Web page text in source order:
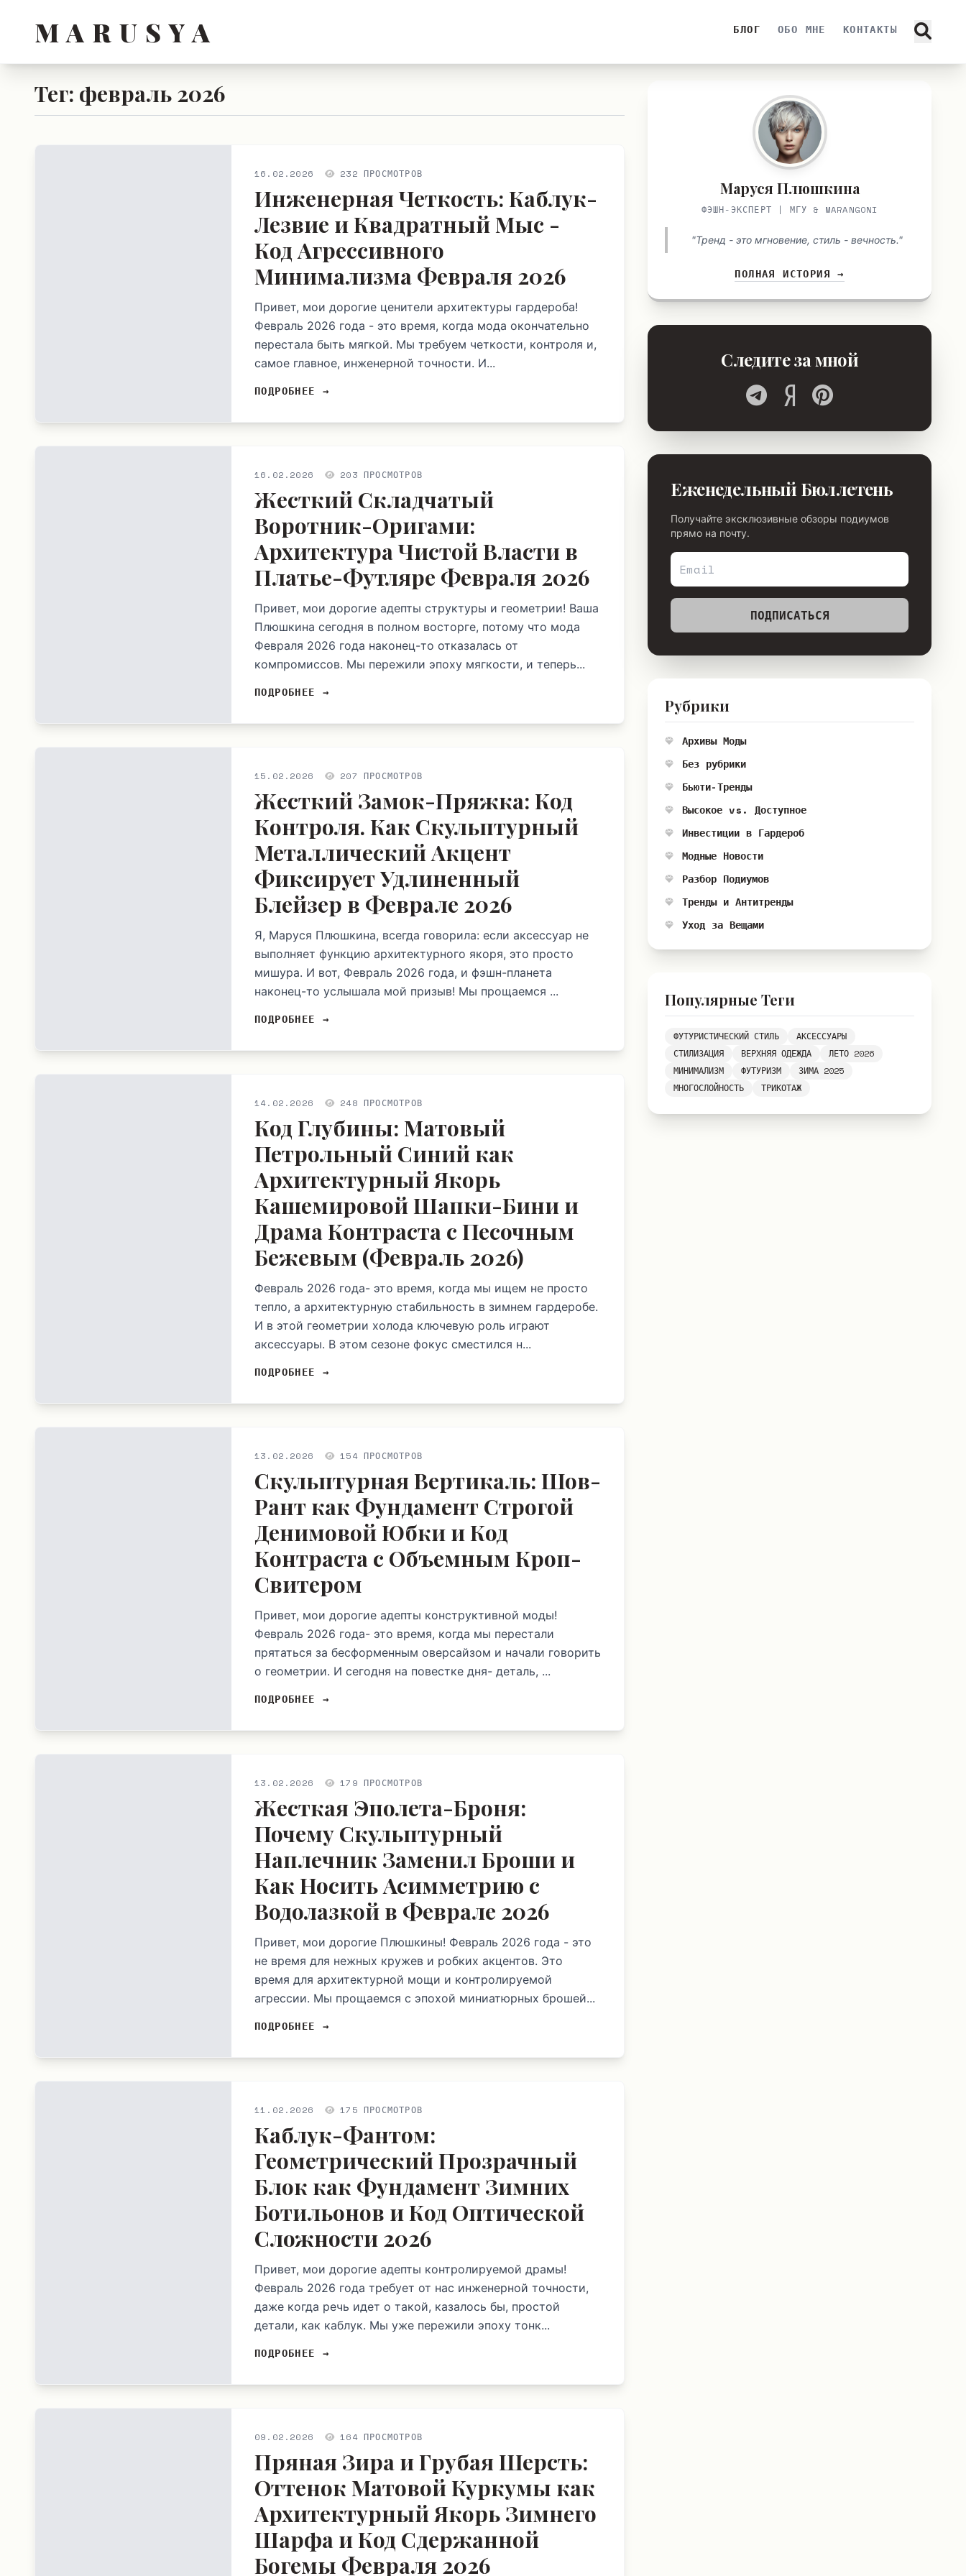
M A R U S Y A БЛОГ ОБО МНЕ КОНТАКТЫ
Тег: февраль 2026
16.02.2026 232 ПРОСМОТРОВ
Инженерная Четкость: Каблук-
Лезвие и Квадратный Мыс -
Код Агрессивного
Минимализма Февраля 2026
Привет, мои дорогие ценители архитектуры гардероба!
Февраль 2026 года - это время, когда мода окончательно
перестала быть мягкой. Мы требуем четкости, контроля и,
самое главное, инженерной точности. И...
ПОДРОБНЕЕ →
16.02.2026 203 ПРОСМОТРОВ
Жесткий Складчатый
Воротник-Оригами:
Архитектура Чистой Власти в
Платье-Футляре Февраля 2026
Привет, мои дорогие адепты структуры и геометрии! Ваша
Плюшкина сегодня в полном восторге, потому что мода
Февраля 2026 года наконец-то отказалась от
компромиссов. Мы пережили эпоху мягкости, и теперь...
ПОДРОБНЕЕ →
15.02.2026 207 ПРОСМОТРОВ
Жесткий Замок-Пряжка: Код
Контроля. Как Скульптурный
Металлический Акцент
Фиксирует Удлиненный
Блейзер в Феврале 2026
Я, Маруся Плюшкина, всегда говорила: если аксессуар не
выполняет функцию архитектурного якоря, это просто
мишура. И вот, Февраль 2026 года, и фэшн-планета
наконец-то услышала мой призыв! Мы прощаемся ...
ПОДРОБНЕЕ →
14.02.2026 248 ПРОСМОТРОВ
Код Глубины: Матовый
Петрольный Синий как
Архитектурный Якорь
Кашемировой Шапки-Бини и
Драма Контраста с Песочным
Бежевым (Февраль 2026)
Февраль 2026 года- это время, когда мы ищем не просто
тепло, а архитектурную стабильность в зимнем гардеробе.
И в этой геометрии холода ключевую роль играют
аксессуары. В этом сезоне фокус сместился н...
ПОДРОБНЕЕ →
13.02.2026 154 ПРОСМОТРОВ
Скульптурная Вертикаль: Шов-
Рант как Фундамент Строгой
Денимовой Юбки и Код
Контраста с Объемным Кроп-
Свитером
Привет, мои дорогие адепты конструктивной моды!
Февраль 2026 года- это время, когда мы перестали
прятаться за бесформенным оверсайзом и начали говорить
о геометрии. И сегодня на повестке дня- деталь, ...
ПОДРОБНЕЕ →
13.02.2026 179 ПРОСМОТРОВ
Жесткая Эполета-Броня:
Почему Скульптурный
Наплечник Заменил Броши и
Как Носить Асимметрию с
Водолазкой в Феврале 2026
Привет, мои дорогие Плюшкины! Февраль 2026 года - это
не время для нежных кружев и робких акцентов. Это
время для архитектурной мощи и контролируемой
агрессии. Мы прощаемся с эпохой миниатюрных брошей...
ПОДРОБНЕЕ →
11.02.2026 175 ПРОСМОТРОВ
Каблук-Фантом:
Геометрический Прозрачный
Блок как Фундамент Зимних
Ботильонов и Код Оптической
Сложности 2026
Привет, мои дорогие адепты контролируемой драмы!
Февраль 2026 года требует от нас инженерной точности,
даже когда речь идет о такой, казалось бы, простой
детали, как каблук. Мы уже пережили эпоху тонк...
ПОДРОБНЕЕ →
09.02.2026 164 ПРОСМОТРОВ
Пряная Зира и Грубая Шерсть:
Оттенок Матовой Куркумы как
Архитектурный Якорь Зимнего
Шарфа и Код Сдержанной
Богемы Февраля 2026
Маруся Плюшкина
ФЭШН-ЭКСПЕРТ | МГУ & MARANGONI
"Тренд - это мгновение, стиль - вечность."
ПОЛНАЯ ИСТОРИЯ →
Следите за мной
Еженедельный Бюллетень
Получайте эксклюзивные обзоры подиумов
прямо на почту.
ПОДПИСАТЬСЯ
Рубрики
Архивы Моды
Без рубрики
Бьюти-Тренды
Высокое vs. Доступное
Инвестиции в Гардероб
Модные Новости
Разбор Подиумов
Тренды и Антитренды
Уход за Вещами
Популярные Теги
ФУТУРИСТИЧЕСКИЙ СТИЛЬ
АКСЕССУАРЫ
СТИЛИЗАЦИЯ
ВЕРХНЯЯ ОДЕЖДА
ЛЕТО 2026
МИНИМАЛИЗМ
ФУТУРИЗМ
ЗИМА 2025
МНОГОСЛОЙНОСТЬ
ТРИКОТАЖ